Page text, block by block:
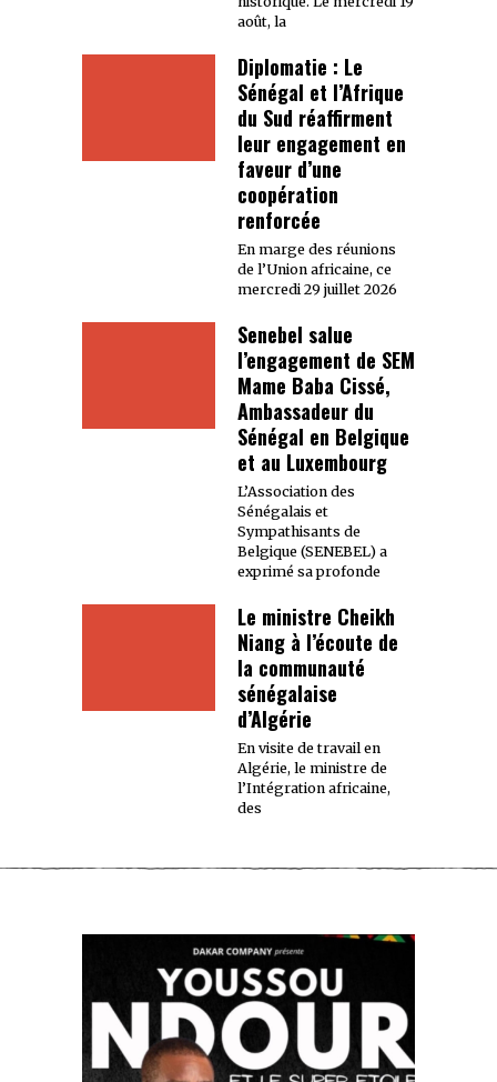
août, la
Diplomatie : Le
Sénégal et l’Afrique
du Sud réaffirment
leur engagement en
faveur d’une
coopération
renforcée
En marge des réunions
de l’Union africaine, ce
mercredi 29 juillet 2026
Senebel salue
l’engagement de SEM
Mame Baba Cissé,
Ambassadeur du
Sénégal en Belgique
et au Luxembourg
L’Association des
Sénégalais et
Sympathisants de
Belgique (SENEBEL) a
exprimé sa profonde
Le ministre Cheikh
Niang à l’écoute de
la communauté
sénégalaise
d’Algérie
En visite de travail en
Algérie, le ministre de
l’Intégration africaine,
des